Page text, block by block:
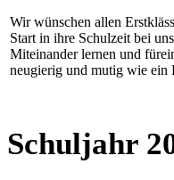
Wir wünschen allen
Start in ihre Schulzeit bei
Miteinander lernen und
neugierig und mutig wie ein
Schuljahr